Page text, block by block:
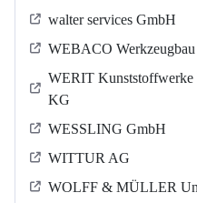
walter services GmbH
WEBACO
WERIT Kunststoffwerke
KG
WESSLING GmbH
WITTUR AG
WOLFF & MÜLLER